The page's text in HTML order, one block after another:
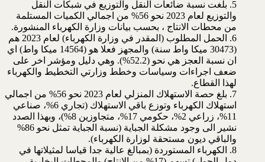
5. بلغت نسبة ضائعات النقل والتوزيع في شبكات النقل
والتوزيع لعام 2023 نحو 56% من اجمالي الكميات المستلمة
من محطات الانتاج ، بحسب بيانات وزارة الكهرباء المنشورة.
6. الحمل المطلوب (المقدر في وزارة الكهرباء) لعام 2023 هم
(30473 ميكا واط سنة) والمجهز فعلا هو (14564 ميكا واط) اي
ان نسبة العجز هي نحو (52.2%). وهي دليل ومؤشر اخر على
ضعف اجراءات وسياسات وخطط وزارتي التخطيط والكهرباء
لهذا القطاع.
7. بلغ حصة الاستهلاك المنزلي لعام 2023 نحو 56% من اجمالي
استهلاك الكهرباء وتوزع باقي الاستهلاك (تجاري 6%، صناعي
11%، زراعي 2%، حكومي 17%، متجاوزين 8%)، وبهذا الصدد
نشير الى وجود مشكلة الجباية (نسبة الجباية تمثل نحو 86%
والباقي ديون مستحقة لوزارة الكهرباء).
8. الكهرباء المستوردة (بمبالغ عالية جدا قياسا لمثيلاتها في